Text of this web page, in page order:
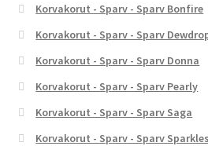
Korvakorut - Sparv - Sparv Bonfire
Korvakorut - Sparv - Sparv
Korvakorut - Sparv - Sparv Donna
Korvakorut - Sparv - Sparv Pearly
Korvakorut - Sparv - Sparv Saga
Korvakorut - Sparv - Sparv Sparkles